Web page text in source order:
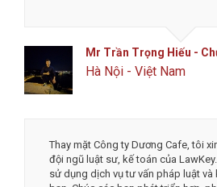
Anh Toản - CTO Công ty
phối Flanet
Mình thật sự cảm ơn đội ngũ công
toán LawKey về độ nhiệt tình và
an tâm và tin tưởng khi làm việc